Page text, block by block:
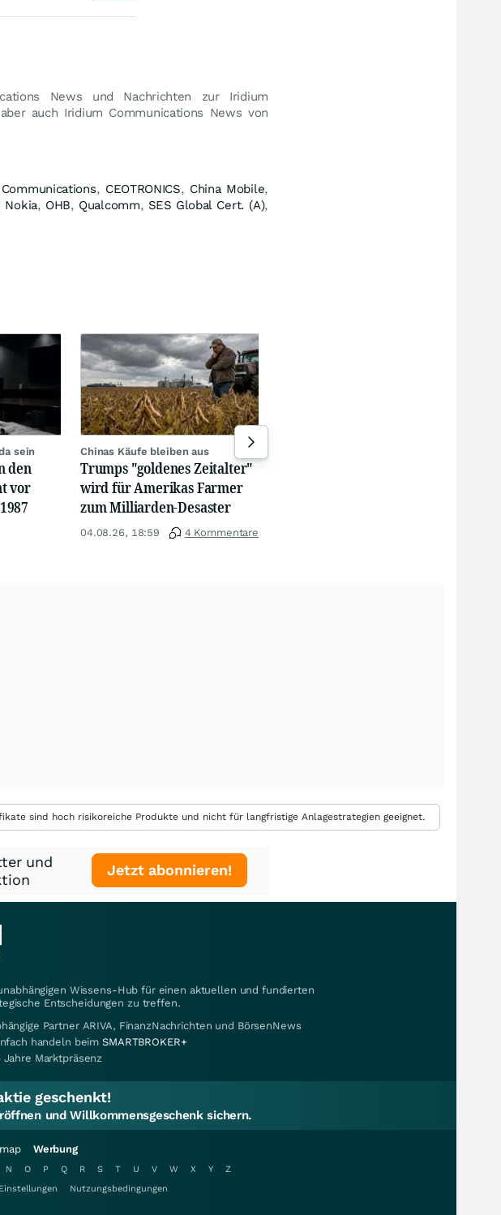
News und Nachrichten zur Iridium
auch Iridium Communications News von
, CEOTRONICS, China Mobile,
Nokia, OHB, Qualcomm, SES Global Cert. (A),
sein
den
vor
Chinas Käufe bleiben aus
Trumps "goldenes Zeitalter"
wird für Amerikas Farmer
zum Milliarden-Desaster
04.08.26, 18:59 4 Kommentare
sind hoch risikoreiche Produkte und nicht für langfristige Anlagestrategien geeignet.
und
Jetzt abonnieren!
Wissens-Hub für einen aktuellen und fundierten
Entscheidungen zu treffen.
Partner ARIVA, FinanzNachrichten und BörsenNews
handeln beimSMARTBROKER+
Jahre Marktpräsenz
geschenkt!
und Willkommensgeschenk sichern.
Werbung
N O P Q R S T U V W X Y
Z
Nutzungsbedingungen